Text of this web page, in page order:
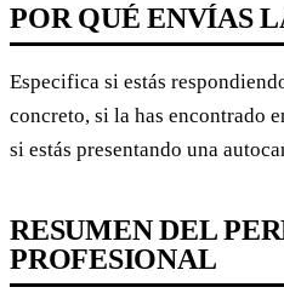
POR QUÉ ENVÍAS
Especifica si estás
concreto, si la has encontrado
si estás presentando una
RESUMEN DEL
PROFESIONAL